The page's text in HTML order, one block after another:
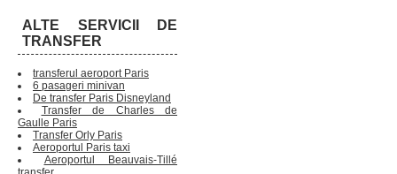
ALTE SERVICII DE
TRANSFER
transferul aeroport Paris
6 pasageri minivan
De transfer Paris Disneyland
Transfer de Charles de
Gaulle Paris
Transfer Orly Paris
Aeroportul Paris taxi
Aeroportul Beauvais-Tillé